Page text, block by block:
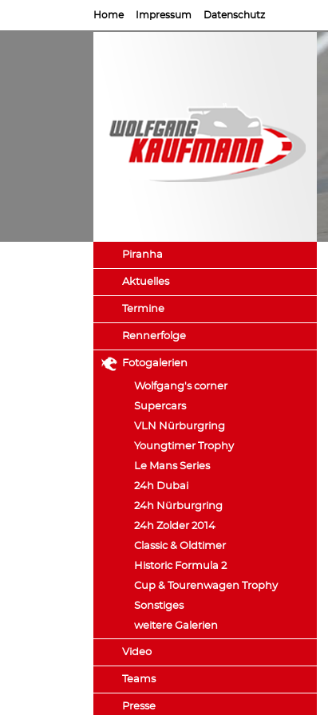
Home Impressum Datenschutz
Piranha
Aktuelles
Termine
Rennerfolge
Fotogalerien
Wolfgang's corner
Supercars
VLN Nürburgring
Youngtimer Trophy
Le Mans Series
24h Dubai
24h Nürburgring
24h Zolder 2014
Classic & Oldtimer
Historic Formula 2
Cup & Tourenwagen Trophy
Sonstiges
weitere Galerien
Video
Teams
Presse